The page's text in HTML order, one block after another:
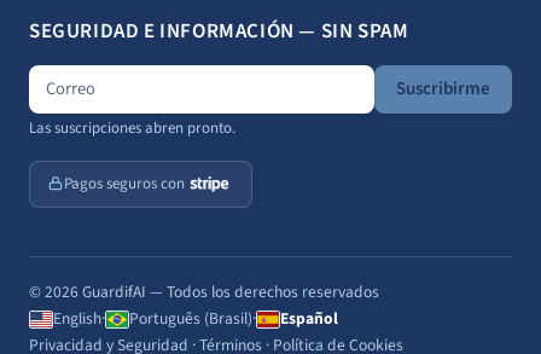
SEGURIDAD E INFORMACIÓN — SIN SPAM
Suscribirme
Las suscripciones abren pronto.
Pagos seguros con
© 2026 GuardifAI — Todos los derechos reservados
English· Português (Brasil)·
Español
Privacidad y Seguridad ·Términos · Política de Cookies